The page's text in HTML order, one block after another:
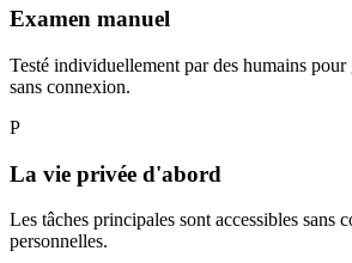
Examen manuel
Testé individuellement par des humains
sans connexion.
P
La vie privée d'abord
Les tâches principales sont accessibles sans
personnelles.